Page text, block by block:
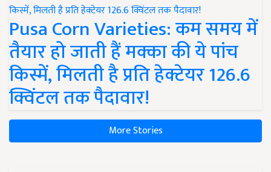
Pusa Corn Varieties: कम समय में
तैयार हो जाती हैं मक्का की ये पांच
किस्में, मिलती है प्रति हेक्टेयर 126.6
क्विंटल तक पैदावार!
More Stories